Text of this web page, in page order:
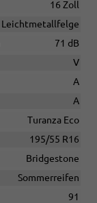
16 Zoll
Leichtmetallfelge
71 dB
V
A
A
Turanza Eco
195/55 R16
Bridgestone
Sommerreifen
91